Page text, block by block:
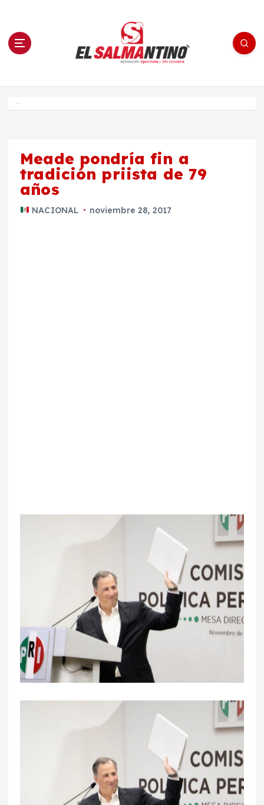
n El Salmantino - medios/noticias/editorial
Meade pondría fin a
tradición priista de 79
años
NACIONAL noviembre 28, 2017